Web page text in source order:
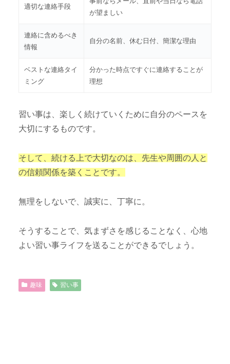
適切な連絡手段
が望ましい
連絡に含めるべき
情報
自分の名前、休む日付、簡潔な理由
ベストな連絡タイ
ミング
分かった時点ですぐに連絡することが
理想
習い事は、楽しく続けていくために自分のペースを
大切にするものです。
そして、続ける上で大切なのは、先生や周囲の人と
の信頼関係を築くことです。
無理をしないで、誠実に、丁寧に。
そうすることで、気まずさを感じることなく、心地
よい習い事ライフを送ることができるでしょう。
趣味 習い事